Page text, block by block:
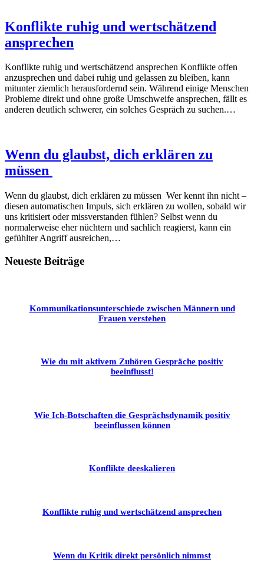
Konflikte ruhig und wertschätzend
ansprechen
Konflikte ruhig und wertschätzend ansprechen Konflikte offen
anzusprechen und dabei ruhig und gelassen zu bleiben, kann
mitunter ziemlich herausfordernd sein. Während einige Menschen
Probleme direkt und ohne große Umschweife ansprechen, fällt es
anderen deutlich schwerer, ein solches Gespräch zu suchen.…
Wenn du glaubst, dich erklären zu
müssen
Wenn du glaubst, dich erklären zu müssen Wer kennt ihn nicht –
diesen automatischen Impuls, sich erklären zu wollen, sobald wir
uns kritisiert oder missverstanden fühlen? Selbst wenn du
normalerweise eher nüchtern und sachlich reagierst, kann ein
gefühlter Angriff ausreichen,…
Neueste Beiträge
Kommunikationsunterschiede zwischen Männern und
Frauen verstehen
Wie du mit aktivem Zuhören Gespräche positiv
beeinflusst!
Wie Ich-Botschaften die Gesprächsdynamik positiv
beeinflussen können
Konflikte deeskalieren
Konflikte ruhig und wertschätzend ansprechen
Wenn du Kritik direkt persönlich nimmst